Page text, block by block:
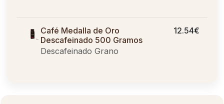
Café Medalla de Oro
Descafeinado 500 Gramos
Descafeinado Grano
12.54€